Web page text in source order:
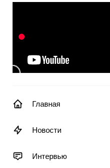
Главная
Новости
Интервью